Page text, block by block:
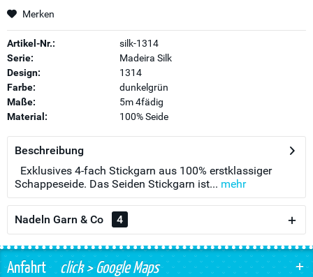
Merken
Artikel-Nr.:
silk-1314
Serie:
Madeira Silk
Design:
1314
Farbe:
dunkelgrün
Maße:
5m 4fädig
Material:
100% Seide
Beschreibung
Exklusives 4-fach Stickgarn aus 100% erstklassiger
Schappeseide. Das Seiden Stickgarn ist... mehr
Nadeln Garn & Co 4
Anfahrtclick > Google Maps